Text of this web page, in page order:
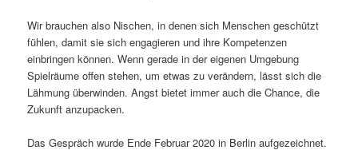
Wir brauchen also Nischen, in denen sich Menschen geschützt
fühlen, damit sie sich engagieren und ihre Kompetenzen
einbringen können. Wenn gerade in der eigenen Umgebung
Spielräume offen stehen, um etwas zu verändern, lässt sich die
Lähmung überwinden. Angst bietet immer auch die Chance, die
Zukunft anzupacken.
Das Gespräch wurde Ende Februar 2020 in Berlin aufgezeichnet.